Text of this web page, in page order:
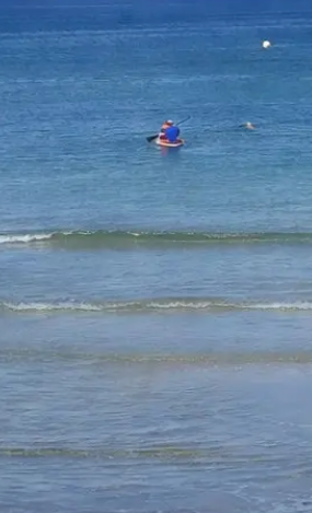
für Ostseefans
Auszeit in Swinemünde –
Ostseeluft und maritimem
Afrodyta & SPA in
Wellness, Komfort und
Perfekt für ein
Erholung, Genuss und
– 24.05.2026 (3 Tage)
,Stadtbummel,Stadtrundfahrt,
Details